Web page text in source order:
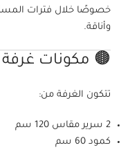
خصوصًا خلال فترات
وأناقة.
🟤 مكونات
تتكون الغرفة من:
2 سرير مقاس 120 سم
كمود 60 سم